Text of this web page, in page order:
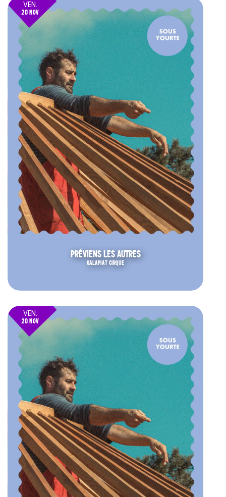
VEN.
20 NOV
PRÉVIENS LES AUTRES
GALAPIAT CIRQUE
VEN.
20 NOV